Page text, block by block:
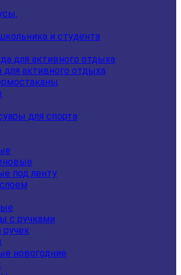
и студента
активного отдыха
для спорта
под ленту
с ручками
новогодние